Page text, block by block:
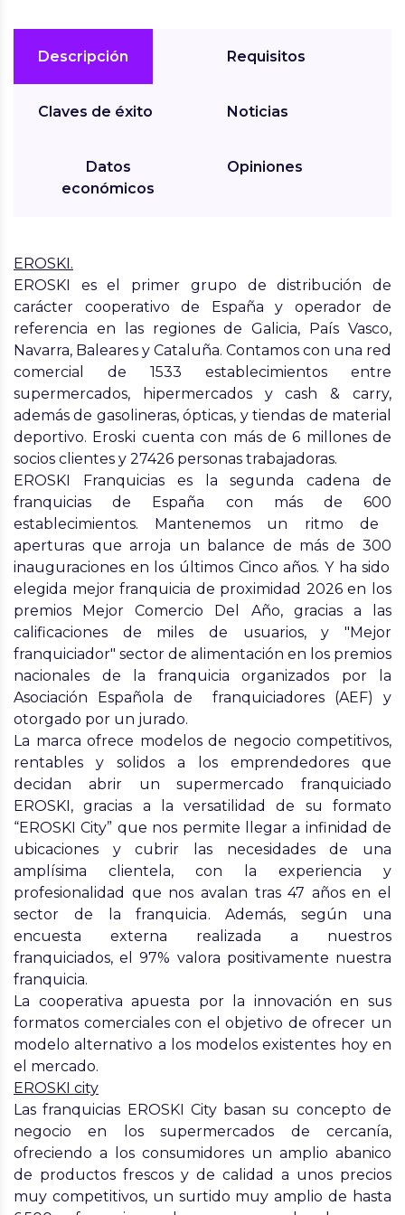
Descripción
Claves de éxito
Datos
económicos
Requisitos
Noticias
Opiniones
EROSKI.
EROSKI es el primer grupo de distribución de
carácter cooperativo de España y operador de
referencia en las regiones de Galicia, País Vasco,
Navarra, Baleares y Cataluña. Contamos con una red
comercial de 1533 establecimientos entre
supermercados, hipermercados y cash & carry,
además de gasolineras, ópticas, y tiendas de material
deportivo. Eroski cuenta con más de6 millones de
socios clientes y 27426 personas trabajadoras.
EROSKI Franquiciases la segunda cadena de
franquicias de España con más de 600
establecimientos. Mantenemos un ritmo de
aperturas que arroja un balance de más de 300
inauguraciones en los últimos Cinco años. Y ha sido
elegida mejor franquicia de proximidad 2026en los
premios Mejor Comercio Del Año, gracias a las
calificaciones de miles de usuarios, y "Mejor
franquiciador" sector de alimentación en los premios
nacionales de la franquicia organizados por la
Asociación Española de franquiciadores (AEF) y
otorgado por un jurado.
La marca ofrece modelos de negocio competitivos,
rentables y solidos a los emprendedores que
decidan abrir un supermercado franquiciado
EROSKI, gracias a la versatilidad de su formato
“EROSKI City” que nos permite llegar a infinidad de
ubicaciones y cubrir las necesidades de una
amplísima clientela, con la experiencia y
profesionalidad que nos avalan tras 47 años en el
sector de la franquicia. Además, según una
encuesta externa realizada a nuestros
franquiciados, el 97% valora positivamente nuestra
franquicia.
La cooperativa apuesta por la innovación en sus
formatos comerciales con el objetivo de ofrecer un
modelo alternativo a los modelos existentes hoy en
el mercado.
EROSKI city
Lasfranquicias EROSKI Citybasan su concepto de
negocio en los supermercados de cercanía,
ofreciendo a los consumidores un amplio abanico
de productos frescos y de calidad a unos precios
muy competitivos, un surtido muy amplio de hasta